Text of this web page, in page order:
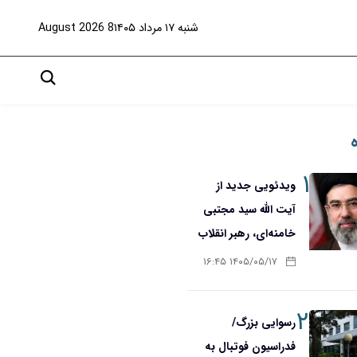
شنبه ۱۷ مرداد ۱۴۰۵ 8 August 2026
۱ ویدئویی جدید از
آیت الله سید مجتبی
خامنه‌ای، رهبر انقلاب
۱۴۰۵/۰۵/۱۷ ۱۶:۴۵
۲رسوایی بزرگ/
فدراسیون فوتبال به